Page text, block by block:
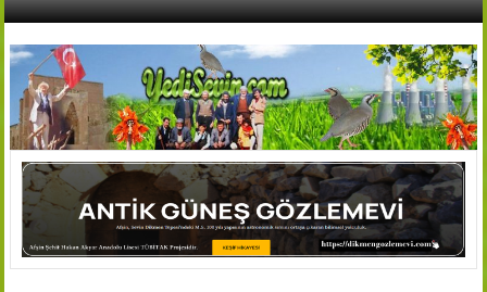
İçeriğe
AFŞİN
YEDİSEVİN
HABER